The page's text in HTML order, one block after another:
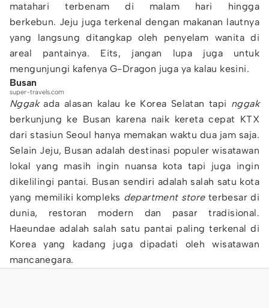
matahari terbenam di malam hari hingga
berkebun. Jeju juga terkenal dengan makanan lautnya
yang langsung ditangkap oleh penyelam wanita di
areal pantainya. Eits, jangan lupa juga untuk
mengunjungi kafenya G-Dragon juga ya kalau kesini.
Busan
super-travels.com
Nggakada alasan kalau ke Korea Selatan tapi nggak
berkunjung ke Busan karena naik kereta cepat KTX
dari stasiun Seoul hanya memakan waktu dua jam saja.
Selain Jeju, Busan adalah destinasi populer wisatawan
lokal yang masih ingin nuansa kota tapi juga ingin
dikelilingi pantai. Busan sendiri adalah salah satu kota
yang memiliki kompleks department store terbesar di
dunia, restoran modern dan pasar tradisional.
Haeundae adalah salah satu pantai paling terkenal di
Korea yang kadang juga dipadati oleh wisatawan
mancanegara.